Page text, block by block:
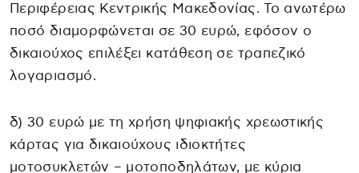
Περιφέρειας Κεντρικής Μακεδονίας. Το ανωτέρω
ποσό διαμορφώνεται σε 30 ευρώ, εφόσον ο
δικαιούχος επιλέξει κατάθεση σε τραπεζικό
λογαριασμό.
δ) 30 ευρώ με τη χρήση ψηφιακής χρεωστικής
κάρτας για δικαιούχους ιδιοκτήτες
μοτοσυκλετών – μοτοποδηλάτων, με κύρια